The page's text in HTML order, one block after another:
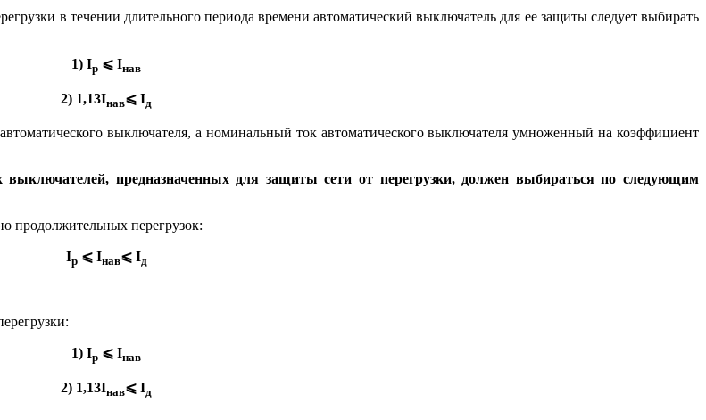
в течении длительного периода времени автоматический выключатель для ее защиты следует выбирать
1) Iр ⩽ Iнав
2) 1,13Iнав⩽ Iд
выключателя, а номинальный ток автоматического выключателя умноженный на коэффициент
предназначенных для защиты сети от перегрузки, должен выбираться по следующим
продолжительных перегрузок:
Iр ⩽ Iнав⩽ Iд
1) Iр ⩽ Iнав
2) 1,13Iнав⩽ Iд